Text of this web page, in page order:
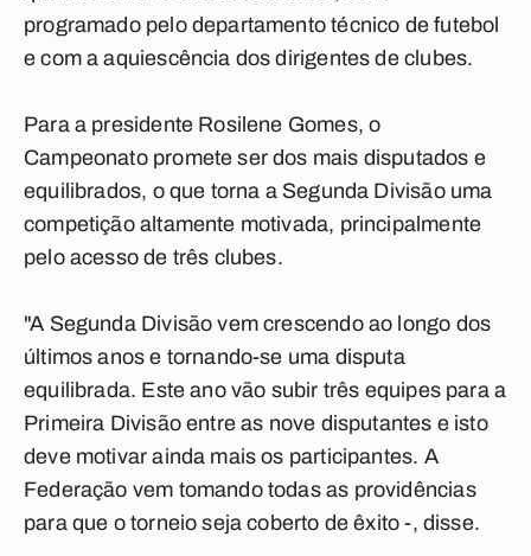
programado pelo departamento técnico de futebol
e com a aquiescência dos dirigentes de clubes.
Para a presidente Rosilene Gomes, o
Campeonato promete ser dos mais disputados e
equilibrados, o que torna a Segunda Divisão uma
competição altamente motivada, principalmente
pelo acesso de três clubes.
"A Segunda Divisão vem crescendo ao longo dos
últimos anos e tornando-se uma disputa
equilibrada. Este ano vão subir três equipes para a
Primeira Divisão entre as nove disputantes e isto
deve motivar ainda mais os participantes. A
Federação vem tomando todas as providências
para que o torneio seja coberto de êxito -, disse.